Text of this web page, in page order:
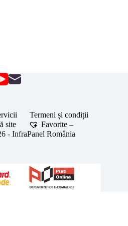
Termeni și condiții
site
Favorite –
- InfraPanel România